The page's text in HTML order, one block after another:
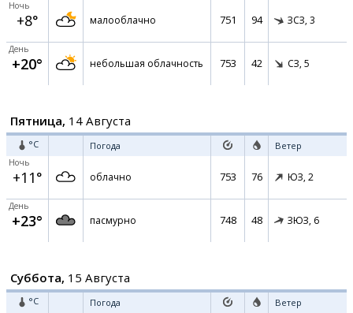
Ночь
+8° малооблачно 751 94 ЗСЗ, 3
День
+20° небольшая облачность 753 42 СЗ, 5
Пятница, 14 Августа
°C Погода Ветер
Ночь
+11° облачно 753 76 ЮЗ, 2
День
+23° пасмурно 748 48 ЗЮЗ, 6
Суббота, 15 Августа
°C Погода Ветер